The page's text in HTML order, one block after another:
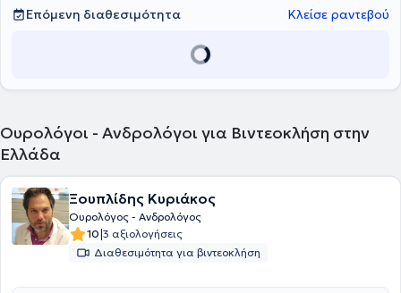
Επόμενη διαθεσιμότητα
Κλείσε ραντεβού
Ουρολόγοι - Ανδρολόγοι για Βιντεοκλήση στην
Ελλάδα
Ξουπλίδης Κυριάκος
Ουρολόγος - Ανδρολόγος
10|3 αξιολογήσεις
Διαθεσιμότητα για βιντεοκλήση